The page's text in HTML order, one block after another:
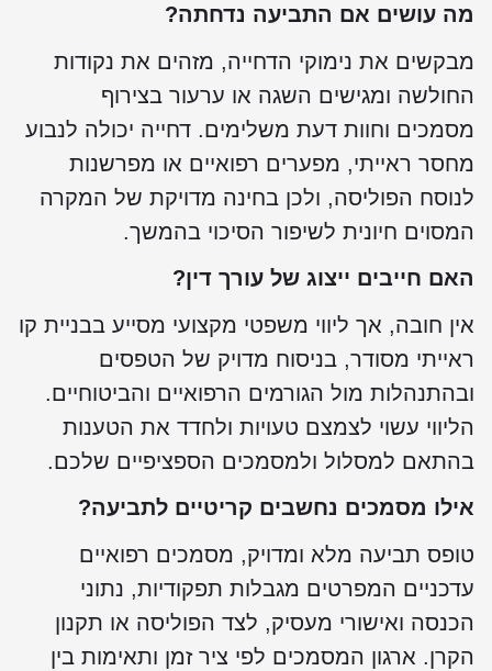
מה עושים אם התביעה נדחתה?
מבקשים את נימוקי הדחייה, מזהים את נקודות
החולשה ומגישים השגה או ערעור בצירוף
מסמכים וחוות דעת משלימים. דחייה יכולה לנבוע
מחסר ראייתי, מפערים רפואיים או מפרשנות
לנוסח הפוליסה, ולכן בחינה מדויקת של המקרה
המסוים חיונית לשיפור הסיכוי בהמשך.
האם חייבים ייצוג של עורך דין?
אין חובה, אך ליווי משפטי מקצועי מסייע בבניית קו
ראייתי מסודר, בניסוח מדויק של הטפסים
ובהתנהלות מול הגורמים הרפואיים והביטוחיים.
הליווי עשוי לצמצם טעויות ולחדד את הטענות
בהתאם למסלול ולמסמכים הספציפיים שלכם.
אילו מסמכים נחשבים קריטיים לתביעה?
טופס תביעה מלא ומדויק, מסמכים רפואיים
עדכניים המפרטים מגבלות תפקודיות, נתוני
הכנסה ואישורי מעסיק, לצד הפוליסה או תקנון
הקרן. ארגון המסמכים לפי ציר זמן ותאימות בין